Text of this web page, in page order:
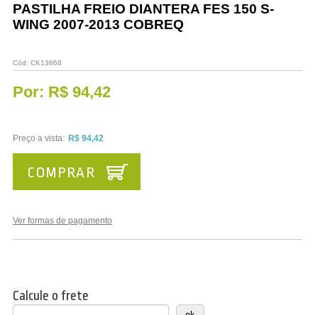
PASTILHA FREIO DIANTERA FES 150 S-
WING 2007-2013 COBREQ
Cód: CK13668
Por: R$ 94,42
Preço a vista: R$ 94,42
Ver formas de pagamento
COMPRAR
Calcule o frete